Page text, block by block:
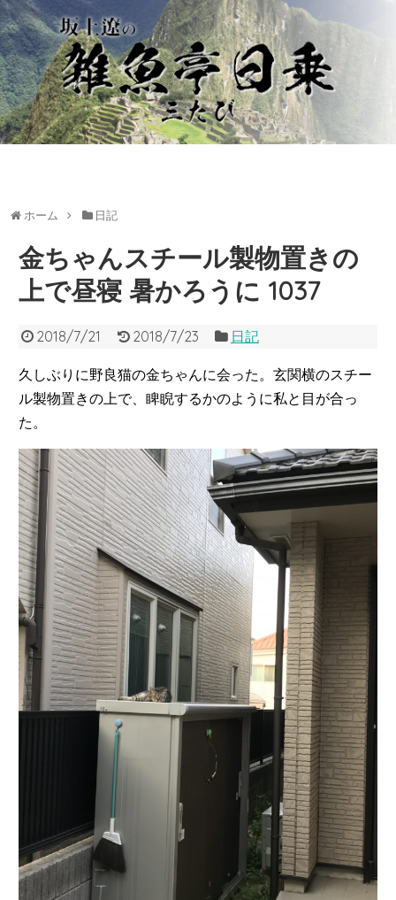
ホーム 日記
金ちゃんスチール製物置きの
上で昼寝 暑かろうに 1037
2018/7/21 2018/7/23 日記
久しぶりに野良猫の金ちゃんに会った。玄関横のスチー
ル製物置きの上で、睥睨するかのように私と目が合っ
た。